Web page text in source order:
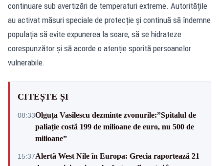
continuare sub avertizări de temperaturi extreme. Autoritățile
au activat măsuri speciale de protecție și continuă să îndemne
populația să evite expunerea la soare, să se hidrateze
corespunzător și să acorde o atenție sporită persoanelor
vulnerabile.
CITEȘTE ȘI
08:33Olguța Vasilescu dezminte zvonurile:”Spitalul de
paliație costă 199 de milioane de euro, nu 500 de
milioane”
15:37Alertă West Nile în Europa: Grecia raportează 21